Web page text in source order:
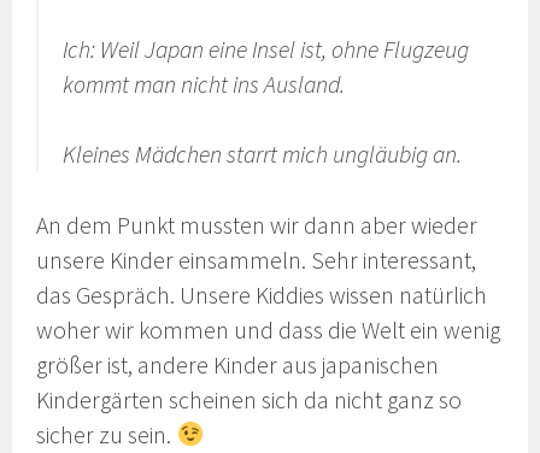
Ich: Weil Japan eine Insel ist, ohne Flugzeug
kommt man nicht ins Ausland.
Kleines Mädchen starrt mich ungläubig an.
An dem Punkt mussten wir dann aber wieder
unsere Kinder einsammeln. Sehr interessant,
das Gespräch. Unsere Kiddies wissen natürlich
woher wir kommen und dass die Welt ein wenig
größer ist, andere Kinder aus japanischen
Kindergärten scheinen sich da nicht ganz so
sicher zu sein.